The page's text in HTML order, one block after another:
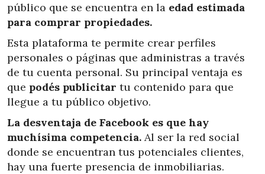
público que se encuentra en la edad estimada
para comprar propiedades.
Esta plataforma te permite crear perfiles
personales o páginas que administras a través
de tu cuenta personal. Su principal ventaja es
que podés publicitar tu contenido para que
llegue a tu público objetivo.
La desventaja de Facebook es que hay
muchísima competencia. Al ser la red social
donde se encuentran tus potenciales clientes,
hay una fuerte presencia de inmobiliarias.